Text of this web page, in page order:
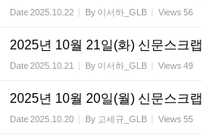
Date2025.10.22 By 이서하_GLB Views 56
2025년 10월 21일(화) 신문스크랩
Date2025.10.21 By 이서하_GLB Views 49
2025년 10월 20일(월) 신문스크랩
Date2025.10.20 By 고세규_GLB Views 55